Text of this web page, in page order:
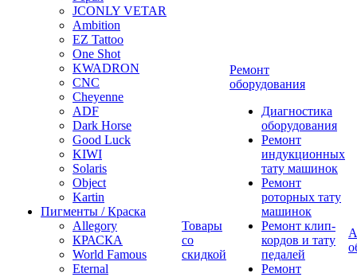
JCONLY VETAR
Ambition
EZ Tattoo
One Shot
KWADRON
CNC
Cheyenne
ADF
Dark Horse
Good Luck
KIWI
Solaris
Object
Kartin
Пигменты / Краска
Allegory
КРАСКА
World Famous
Eternal
Товары
со
скидкой
Ремонт
оборудования
Диагностика
оборудования
Ремонт
индукционных
тату машинок
Ремонт
роторных тату
машинок
Ремонт клип-
кордов и тату
педалей
Ремонт